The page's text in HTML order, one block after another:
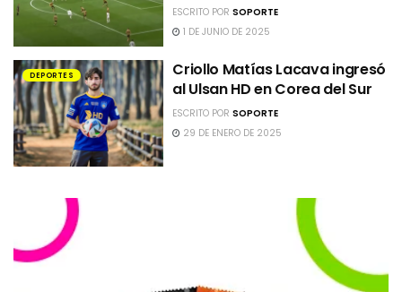
ESCRITO PORSOPORTE
1 DE JUNIO DE 2025
DEPORTES
Criollo Matías Lacava ingresó
al Ulsan HD en Corea del Sur
ESCRITO PORSOPORTE
29 DE ENERO DE 2025